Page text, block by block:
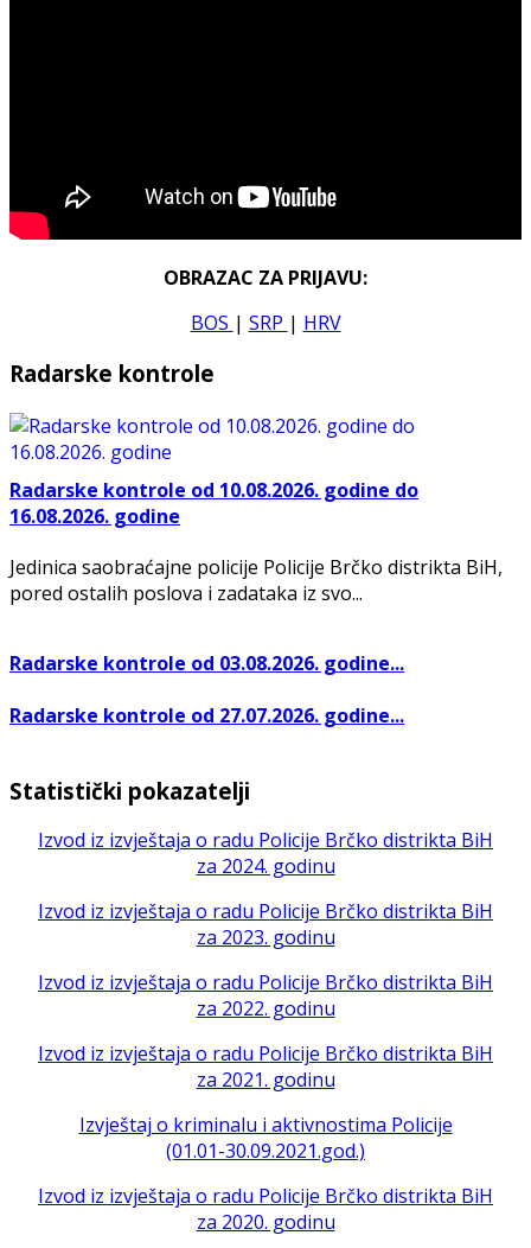
OBRAZAC ZA PRIJAVU:
BOS | SRP | HRV
Radarske kontrole
Radarske kontrole od 10.08.2026. godine do
16.08.2026. godine
Jedinica saobraćajne policije Policije Brčko distrikta BiH,
pored ostalih poslova i zadataka iz svo...
Radarske kontrole od 03.08.2026. godine...
Radarske kontrole od 27.07.2026. godine...
Statistički pokazatelji
Izvod iz izvještaja o radu Policije Brčko distrikta BiH
za 2024. godinu
Izvod iz izvještaja o radu Policije Brčko distrikta BiH
za 2023. godinu
Izvod iz izvještaja o radu Policije Brčko distrikta BiH
za 2022. godinu
Izvod iz izvještaja o radu Policije Brčko distrikta BiH
za 2021. godinu
Izvještaj o kriminalu i aktivnostima Policije
(01.01-30.09.2021.god.)
Izvod iz izvještaja o radu Policije Brčko distrikta BiH
za 2020. godinu